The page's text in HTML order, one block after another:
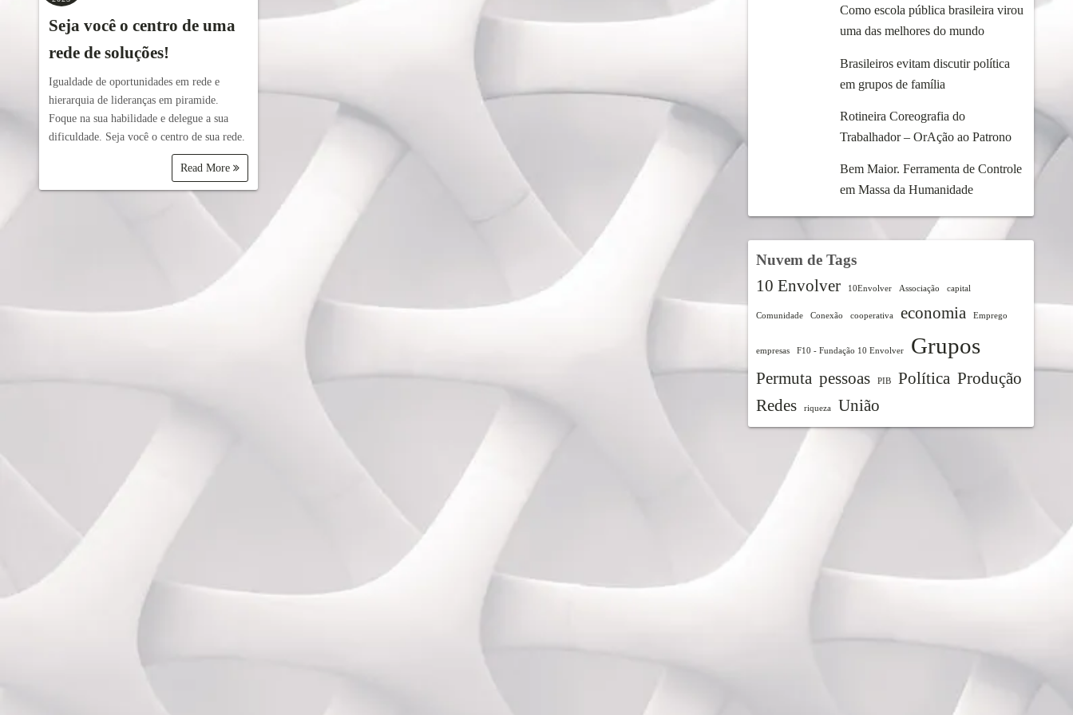
Seja você o centro de uma
rede de soluções!
Igualdade de oportunidades em rede e
hierarquia de lideranças em piramide.
Foque na sua habilidade e delegue a sua
dificuldade. Seja você o centro de sua rede.
Read More
Como escola pública brasileira virou
uma das melhores do mundo
Brasileiros evitam discutir política
em grupos de família
Rotineira Coreografia do
Trabalhador – OrAção ao Patrono
Bem Maior. Ferramenta de Controle
em Massa da Humanidade
Nuvem de Tags
10 Envolver 10Envolver Associação capital
Comunidade Conexão cooperativa economia Emprego
empresas F10 - Fundação 10 Envolver Grupos
Permuta pessoas PIB Política Produção
Redes
riqueza União